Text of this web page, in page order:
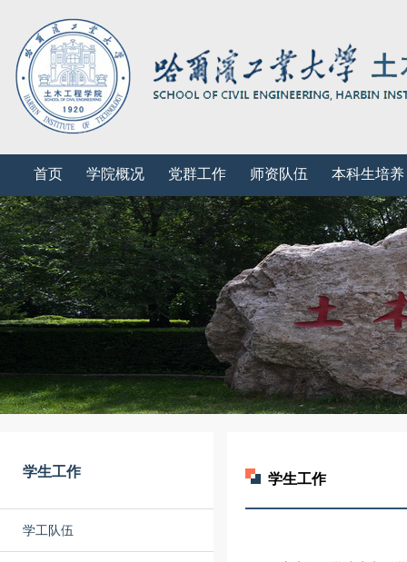
首页 学院概况 党群工作 师资队伍 本科生培养
学生工作
学工队伍
学生工作